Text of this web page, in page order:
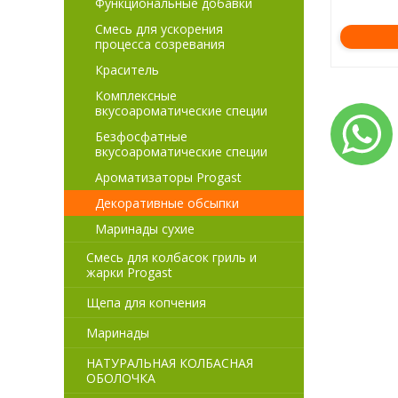
Смесь для ускорения
процесса созревания
Краситель
Комплексные
вкусоароматические специи
Безфосфатные
вкусоароматические специи
Ароматизаторы Progast
Декоративные обсыпки
Маринады сухие
Смесь для колбасок гриль и
жарки Progast
Щепа для копчения
Маринады
НАТУРАЛЬНАЯ КОЛБАСНАЯ
ОБОЛОЧКА